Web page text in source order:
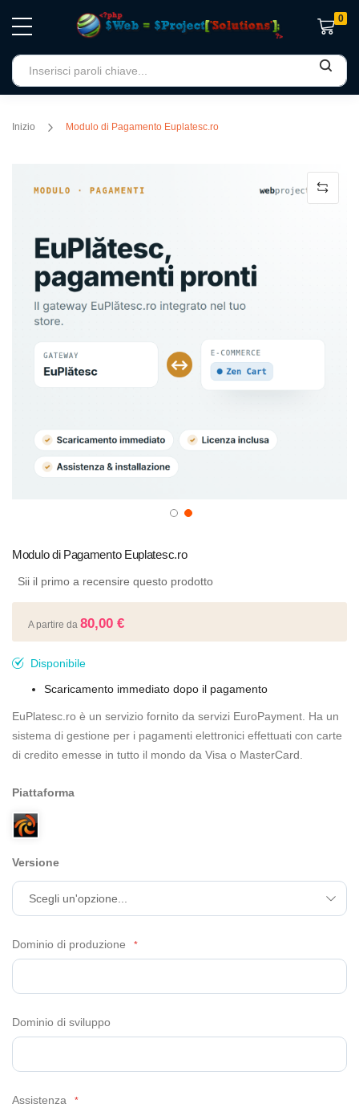
Carrello
0
Inizio Modulo di Pagamento Euplatesc.ro
galleria
immagini
all'inizio
galleria
immagini
Modulo di Pagamento Euplatesc.ro
Sii il primo a recensire questo prodotto
A partire da 80,00 €
Disponibile
Scaricamento immediato dopo il pagamento
EuPlatesc.ro è un servizio fornito da servizi EuroPayment. Ha un
sistema di gestione per i pagamenti elettronici effettuati con carte
di credito emesse in tutto il mondo da Visa o MasterCard.
Piattaforma
Versione
Dominio di produzione
Dominio di sviluppo
Assistenza